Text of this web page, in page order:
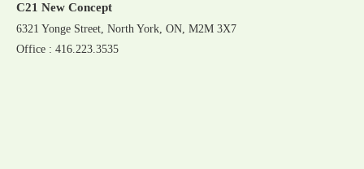
C21 New Concept
6321 Yonge Street, North York, ON, M2M 3X7
Office : 416.223.3535